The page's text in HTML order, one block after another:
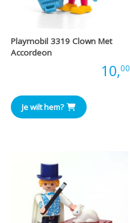
Playmobil 3319 Clown Met
Accordeon
10,00
Je wilt hem?